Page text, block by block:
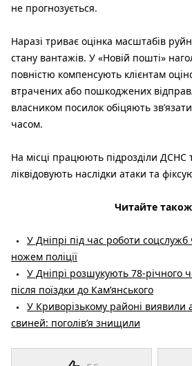
не прогнозується.
Наразі триває оцінка масштабів
стану вантажів. У «Новій пошті»
повністю компенсують клієнтам
втрачених або пошкоджених
власником посилок обіцяють
часом.
На місці працюють підрозділи ДСНС
ліквідовують наслідки атаки та
Читайте
У Дніпрі під час роботи
ножем поліції
У Дніпрі розшукують 78-річного
після поїздки до Кам’янського
У Криворізькому районі виявили
свиней: поголів’я знищили